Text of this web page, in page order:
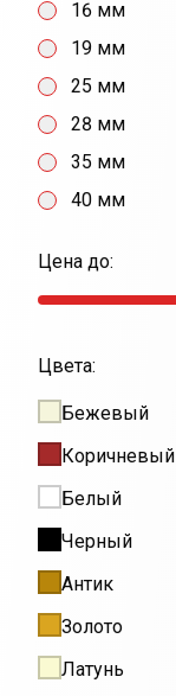
16 мм
19 мм
25 мм
28 мм
35 мм
40 мм
Цена до:
Цвета:
Бежевый
Коричневый
Белый
Черный
Антик
Золото
Латунь